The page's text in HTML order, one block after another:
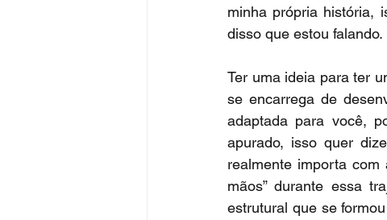
minha própria história,
disso que estou falando.
Ter uma ideia para ter
se encarrega de
adaptada para você,
apurado, isso quer
realmente importa
mãos” durante essa
estrutural que se